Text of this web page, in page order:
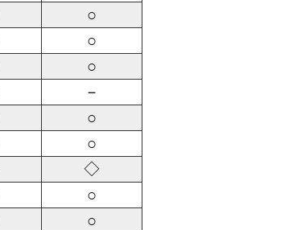
○
○
○
－
○
○
◇
○
○